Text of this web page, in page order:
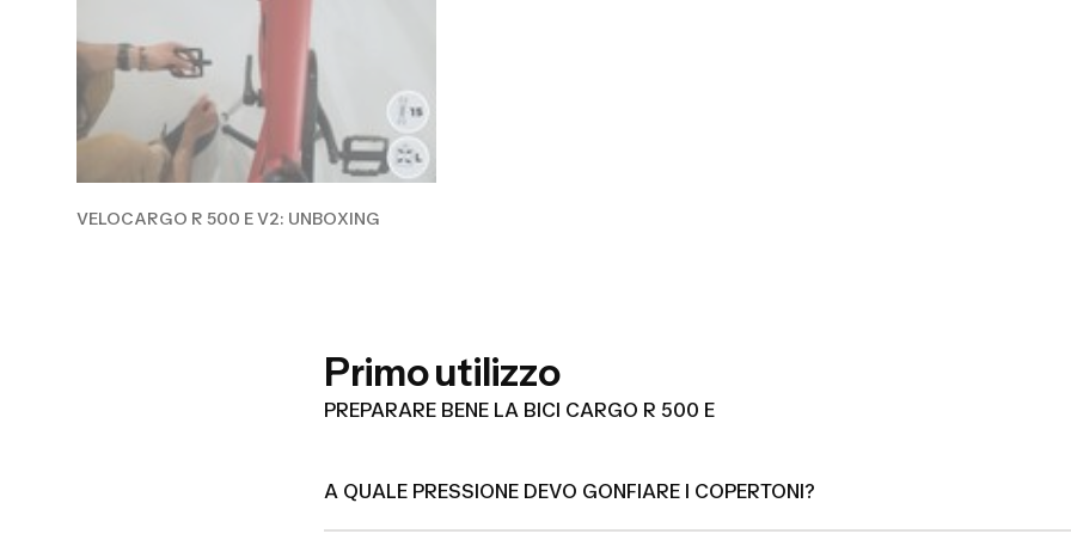
VELOCARGO R 500 E V2: UNBOXING
Primo utilizzo
PREPARARE BENE LA BICI CARGO R 500 E
A QUALE PRESSIONE DEVO GONFIARE I COPERTONI?